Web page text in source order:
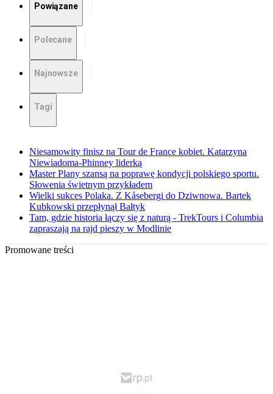
Powiązane
Polecane
Najnowsze
Tagi
Niesamowity finisz na Tour de France kobiet. Katarzyna
Niewiadoma-Phinney liderką
Master Plany szansą na poprawę kondycji polskiego sportu.
Słowenia świetnym przykładem
Wielki sukces Polaka. Z Kåsebergi do Dziwnowa. Bartek
Kubkowski przepłynął Bałtyk
Tam, gdzie historia łączy się z naturą - TrekTours i Columbia
zapraszają na rajd pieszy w Modlinie
Promowane treści